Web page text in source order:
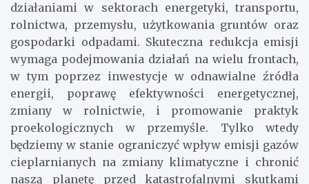
działaniami w sektorach energetyki, transportu,
rolnictwa, przemysłu, użytkowania gruntów oraz
gospodarki odpadami. Skuteczna redukcja emisji
wymaga podejmowania działań na wielu frontach,
w tym poprzez inwestycje w odnawialne źródła
energii, poprawę efektywności energetycznej,
zmiany w rolnictwie, i promowanie praktyk
proekologicznych w przemyśle. Tylko wtedy
będziemy w stanie ograniczyć wpływ emisji gazów
cieplarnianych na zmiany klimatyczne i chronić
naszą planetę przed katastrofalnymi skutkami